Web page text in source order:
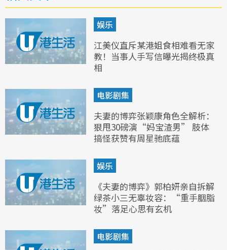
娱乐
江美仪直斥某港姐食相难看无家
教！当事人手写信曝光揭终极真
相
电影剧集
夫妻的博弈张颖康角色全解析：
狠甩30磅演“妈宝渣男” 肢体
搞怪获赞有周星驰底蕴
娱乐
《夫妻的博弈》郭柏妍亲自拆解
绿茶小三无辜妆容：“重手胭脂
妆”落足心思有玄机
电影剧集